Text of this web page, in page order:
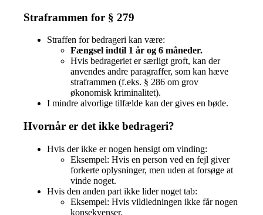
Straframmen for § 279
Straffen for bedrageri kan være:
Fængsel indtil 1 år og 6 måneder.
Hvis bedrageriet er særligt groft, kan der
anvendes andre paragraffer, som kan hæve
straframmen (f.eks. § 286 om grov
økonomisk kriminalitet).
I mindre alvorlige tilfælde kan der gives en bøde.
Hvornår er detikke bedrageri?
Hvis der ikke er nogen hensigt om vinding:
Eksempel: Hvis en person ved en fejl giver
forkerte oplysninger, men uden at forsøge at
vinde noget.
Hvis den anden part ikke lider noget tab:
Eksempel: Hvis vildledningen ikke får nogen
konsekvenser.